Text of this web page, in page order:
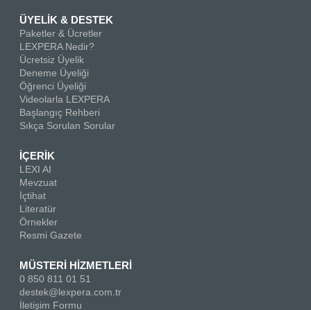
ÜYELİK & DESTEK
Paketler & Ücretler
LEXPERA Nedir?
Ücretsiz Üyelik
Deneme Üyeliği
Öğrenci Üyeliği
Videolarla LEXPERA
Başlangıç Rehberi
Sıkça Sorulan Sorular
İÇERİK
LEXI AI
Mevzuat
İçtihat
Literatür
Örnekler
Resmi Gazete
MÜSTERİ HİZMETLERİ
0 850 811 01 51
destek@lexpera.com.tr
İletişim Formu